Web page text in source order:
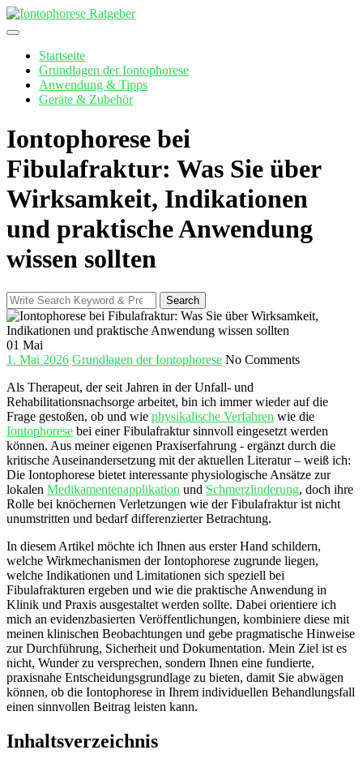
Skip
to
Startseite
Grundlagen der Iontophorese
Anwendung & Tipps
Geräte & Zubehör
Iontophorese bei
Fibulafraktur: Was Sie über
Wirksamkeit, Indikationen
und praktische Anwendung
wissen sollten
Search
for:
Search
01 Mai
1. Mai 2026 Grundlagen der Iontophorese No Comments
Als Therapeut, der seit Jahren in der Unfall- und
Rehabilitationsnachsorge arbeitet, bin​ ich immer wieder auf die
Frage ⁣gestoßen, ob‍ und wie physikalische Verfahren ⁤wie die
Iontophorese bei einer Fibulafraktur sinnvoll eingesetzt werden
können. Aus meiner‌ eigenen Praxiserfahrung -​ ergänzt durch die
kritische Auseinandersetzung mit der aktuellen Literatur – weiß ich:
Die ​Iontophorese bietet interessante physiologische Ansätze zur
lokalen Medikamentenapplikation und Schmerzlinderung, doch ihre
Rolle bei⁣ knöchernen Verletzungen wie der Fibulafraktur ist nicht
unumstritten und bedarf differenzierter Betrachtung.
In diesem Artikel ⁤möchte‍ ich Ihnen aus erster⁤ Hand schildern,
welche Wirkmechanismen der Iontophorese‌ zugrunde ⁣liegen,
welche Indikationen ‌und Limitationen sich speziell bei
Fibulafrakturen ergeben und⁢ wie die praktische Anwendung in
Klinik und Praxis ausgestaltet werden sollte.⁢ Dabei orientiere ich
mich an evidenzbasierten Veröffentlichungen, kombiniere diese⁤ mit
meinen klinischen Beobachtungen und gebe pragmatische Hinweise
⁤zur⁣ Durchführung, Sicherheit und Dokumentation. Mein Ziel ist es
nicht, ‍Wunder zu versprechen, ⁤sondern‍ Ihnen eine ⁣fundierte,
praxisnahe Entscheidungsgrundlage zu bieten, damit Sie abwägen
können, ob die Iontophorese in Ihrem individuellen Behandlungsfall
einen sinnvollen Beitrag leisten kann.
Inhaltsverzeichnis